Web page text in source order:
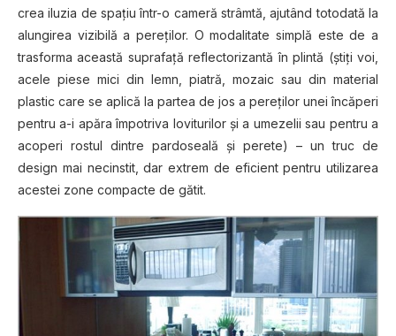
crea iluzia de spaţiu într-o cameră strâmtă, ajutând totodată la
alungirea vizibilă a pereților. O modalitate simplă este de a
trasforma această suprafață reflectorizantă în plintă (ştiţi voi,
acele piese mici din lemn, piatră, mozaic sau din material
plastic care se aplică la partea de jos a pereților unei încăperi
pentru a-i apăra împotriva loviturilor și a umezelii sau pentru a
acoperi rostul dintre pardoseală și perete) – un truc de
design mai necinstit, dar extrem de eficient pentru utilizarea
acestei zone compacte de gătit.